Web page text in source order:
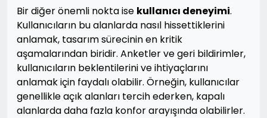
Bir diğer önemli nokta ise kullanıcı deneyimi.
Kullanıcıların bu alanlarda nasıl hissettiklerini
anlamak, tasarım sürecinin en kritik
aşamalarından biridir. Anketler ve geri bildirimler,
kullanıcıların beklentilerini ve ihtiyaçlarını
anlamak için faydalı olabilir. Örneğin, kullanıcılar
genellikle açık alanları tercih ederken, kapalı
alanlarda daha fazla konfor arayışında olabilirler.